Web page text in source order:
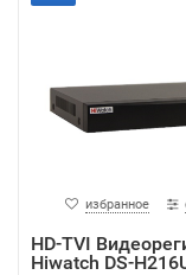
избранное
HD-TVI
Hiwatch DS-